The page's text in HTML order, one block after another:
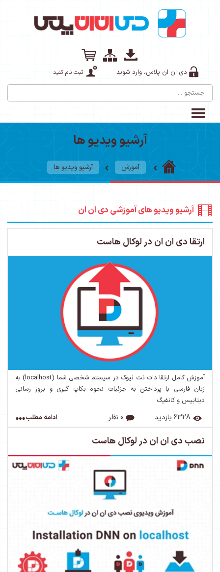
دی ان ان پلاس، وارد شوید ثبت نام کنید
آرشیو ویدیو ها
آموزش آرشیو ویدیو ها
آرشیو ویدیو های آموزشی دی ان ان
ارتقا دی ان ان در لوکال هاست
آموزش کامل ارتقا دات نت نیوک در سیستم شخصی شما (localhost) به
زبان فارسی با پرداختن به جزئیات نحوه بکاپ گیری و بروز رسانی
دیتابیس و کانفیگ
ادامه مطلب
نصب دی ان ان در لوکال هاست